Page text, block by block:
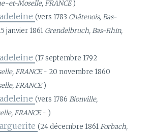
et-Moselle, FRANCE)
(vers 1783 Châtenois, Bas-
janvier 1861 Grendelbruch, Bas-Rhin,
(17 septembre 1792
FRANCE- 20 novembre 1860
FRANCE)
(vers 1786Bionville,
FRANCE- )
(24 décembre 1861Forbach,